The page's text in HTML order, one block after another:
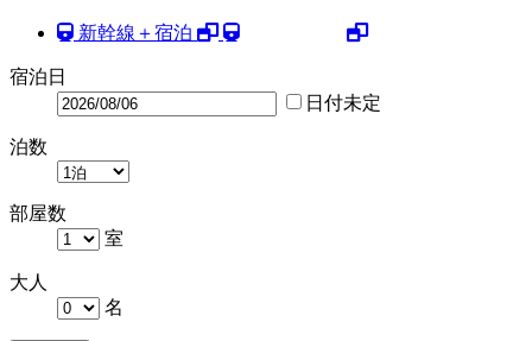
新幹線＋宿泊
宿泊日
日付未定
泊数
部屋数
室
大人
名